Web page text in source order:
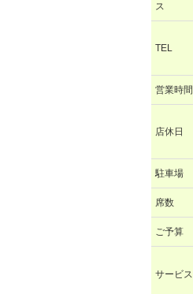
ス
TEL
営業時間
店休日
駐車場
席数
ご予算
サービス